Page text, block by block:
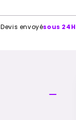
Devis envoyésous 24H